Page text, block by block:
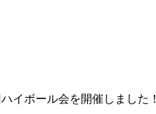
イボール会を開催しました！